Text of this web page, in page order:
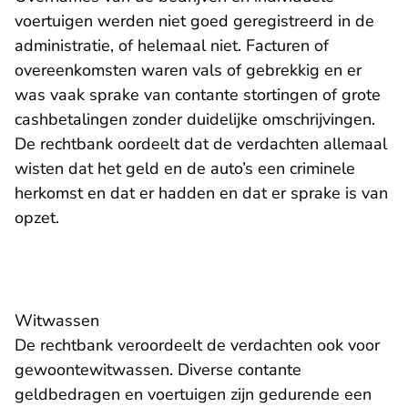
voertuigen werden niet goed geregistreerd in de
administratie, of helemaal niet. Facturen of
overeenkomsten waren vals of gebrekkig en er
was vaak sprake van contante stortingen of grote
cashbetalingen zonder duidelijke omschrijvingen.
De rechtbank oordeelt dat de verdachten allemaal
wisten dat het geld en de auto’s een criminele
herkomst en dat er hadden en dat er sprake is van
opzet.
Witwassen
De rechtbank veroordeelt de verdachten ook voor
gewoontewitwassen. Diverse contante
geldbedragen en voertuigen zijn gedurende een